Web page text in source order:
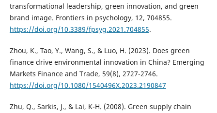
transformational leadership, green innovation, and green
brand image. Frontiers in psychology, 12, 704855.
https://doi.org/10.3389/fpsyg.2021.704855.
Zhou, K., Tao, Y., Wang, S., & Luo, H. (2023). Does green
finance drive environmental innovation in China? Emerging
Markets Finance and Trade, 59(8), 2727-2746.
https://doi.org/10.1080/1540496X.2023.2190847
Zhu, Q., Sarkis, J., & Lai, K-H. (2008). Green supply chain